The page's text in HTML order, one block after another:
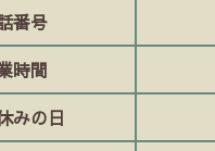
番号
時間
みの日